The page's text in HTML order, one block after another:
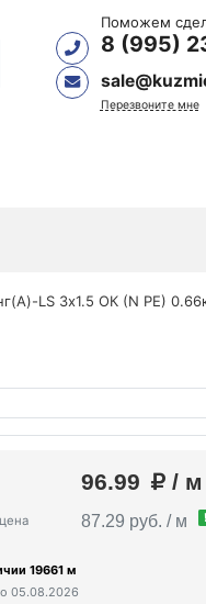
Поможем
8 (995)
Перезвоните мне
LS 3х1.5 ОК (N PE)
96.99 / м
87.29 руб. / м !
19661 м
05.08.2026